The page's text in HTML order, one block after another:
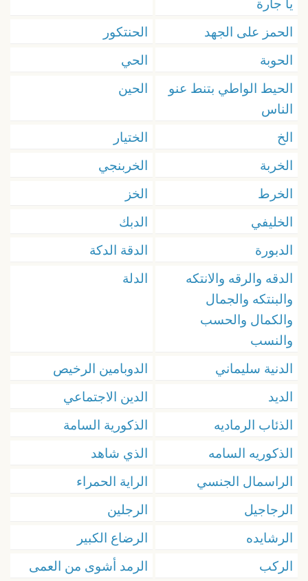
الحمز على الجهد
الحنتكور
الحوبة
الحي
الحيط الواطي بتنط عنو
الناس
الحين
الخ
الختيار
الخربة
الخربنجي
الخرط
الخز
الخليفي
الدبك
الدبورة
الدقة الدكة
الدقه والرقه والانتكه
والبنتكه والجمال
والكمال والحسب
والنسب
الدلة
الدنية سليماني
الدوبامين الرخيص
الديد
الدين الاجتماعي
الذئاب الرماديه
الذكورية السامة
الذكوريه السامه
الذي شاهد
الراسمال الجنسي
الراية الحمراء
الرجاجيل
الرجلين
الرشايده
الرضاع الكبير
الركب
الرمد أشوى من العمى